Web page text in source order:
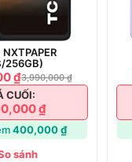
256GB)
₫3,990,000 ₫
CUỐI:
₫
400,000 ₫
sánh